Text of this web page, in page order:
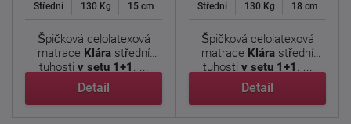
Střední 130 Kg 15 cm
Špičková celolatexová
matrace Klára střední
tuhosti v setu 1+1 . ...
Detail
Střední 130 Kg 18 cm
Špičková celolatexová
matrace Klára střední
tuhosti v setu 1+1 . ...
Detail